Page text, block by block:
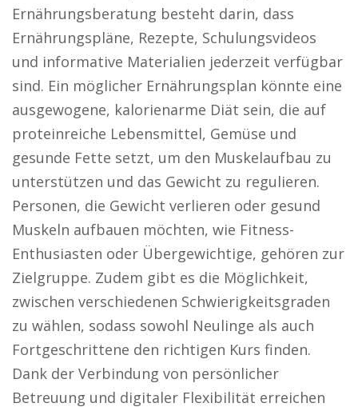
Ernährungsberatung besteht darin, dass
Ernährungspläne, Rezepte, Schulungsvideos
und informative Materialien jederzeit verfügbar
sind. Ein möglicher Ernährungsplan könnte eine
ausgewogene, kalorienarme Diät sein, die auf
proteinreiche Lebensmittel, Gemüse und
gesunde Fette setzt, um den Muskelaufbau zu
unterstützen und das Gewicht zu regulieren.
Personen, die Gewicht verlieren oder gesund
Muskeln aufbauen möchten, wie Fitness-
Enthusiasten oder Übergewichtige, gehören zur
Zielgruppe. Zudem gibt es die Möglichkeit,
zwischen verschiedenen Schwierigkeitsgraden
zu wählen, sodass sowohl Neulinge als auch
Fortgeschrittene den richtigen Kurs finden.
Dank der Verbindung von persönlicher
Betreuung und digitaler Flexibilität erreichen